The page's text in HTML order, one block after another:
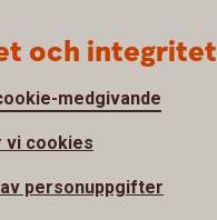
och integritet
medgivande
vi cookies
av personuppgifter